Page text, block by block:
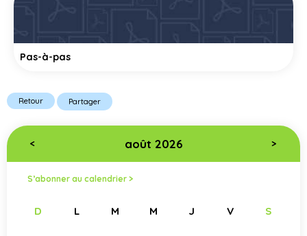
Pas-à-pas
Retour Partager
< août 2026 >
S’abonner au calendrier >
D L M M J V S